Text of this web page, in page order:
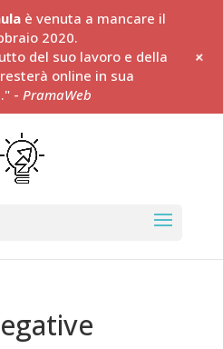
è venuta a mancare il
2020.
del suo lavoro e della
online in sua
- PramaWeb
+